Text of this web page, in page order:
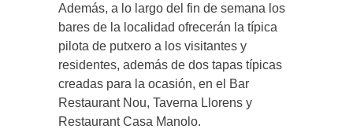
Además, a lo largo del fin de semana los
bares de la localidad ofrecerán la típica
pilota de putxero a los visitantes y
residentes, además de dos tapas típicas
creadas para la ocasión, en el Bar
Restaurant Nou, Taverna Llorens y
Restaurant Casa Manolo.